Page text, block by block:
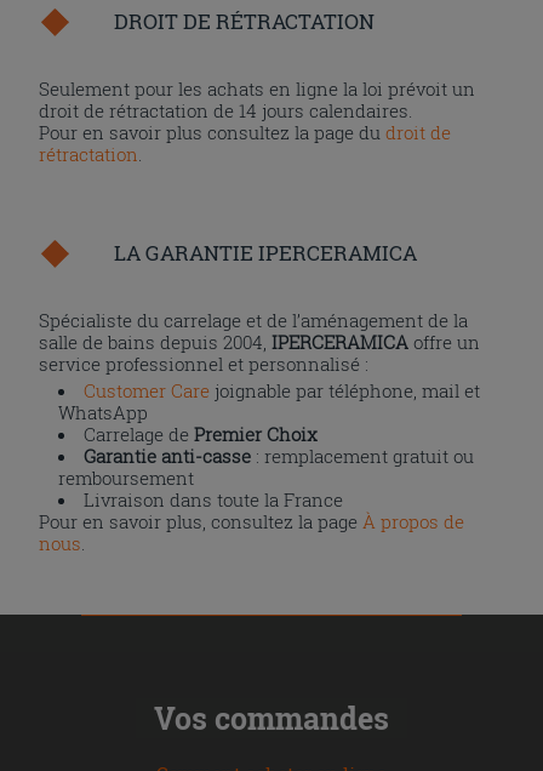
DROIT DE RÉTRACTATION
Seulement pour les achats en ligne la loi prévoit un
droit de rétractation de 14 jours calendaires.
Pour en savoir plus consultez la page dudroit de
rétractation.
LA GARANTIE IPERCERAMICA
Spécialiste du carrelage et de l’aménagement de la
salle de bains depuis 2004,IPERCERAMICA offre un
service professionnel et personnalisé :
Customer Care joignable par téléphone, mail et
WhatsApp
Carrelage dePremier Choix
Garantie anti-casse : remplacement gratuit ou
remboursement
Livraison dans toute la France
Pour en savoir plus, consultez la pageÀ propos de
nous.
Vos commandes